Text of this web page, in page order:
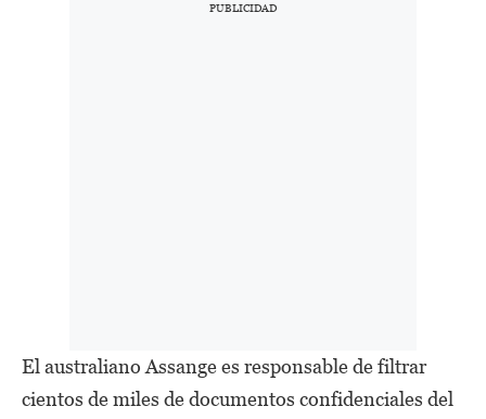
El australiano Assange es responsable de filtrar
cientos de miles de documentos confidenciales del